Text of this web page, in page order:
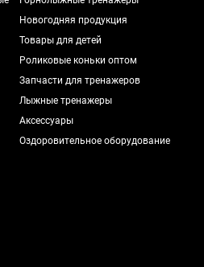
Новогодняя продукция
Товары для детей
Роликовые коньки оптом
Запчасти для тренажеров
Лыжные тренажеры
Аксессуары
Оздоровительное оборудование